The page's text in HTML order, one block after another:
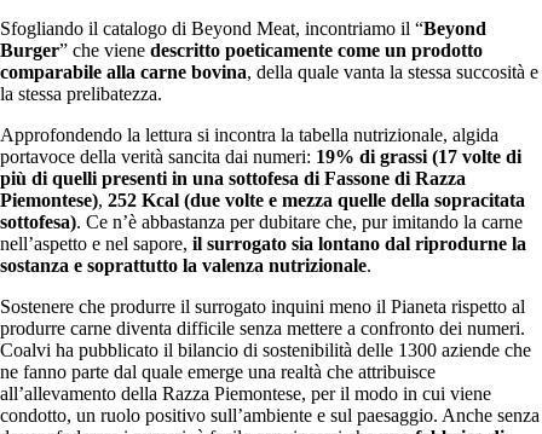
Sfogliando il catalogo di Beyond Meat, incontriamo il “Beyond
Burger” che viene descritto poeticamente come un prodotto
comparabile alla carne bovina, della quale vanta la stessa succosità e
la stessa prelibatezza.
Approfondendo la lettura si incontra la tabella nutrizionale, algida
portavoce della verità sancita dai numeri: 19% di grassi (17 volte di
più di quelli presenti in una sottofesa di Fassone di Razza
Piemontese), 252 Kcal (due volte e mezza quelle della sopracitata
sottofesa). Ce n’è abbastanza per dubitare che, pur imitando la carne
nell’aspetto e nel sapore, il surrogato sia lontano dal riprodurne la
sostanza e soprattutto la valenza nutrizionale.
Sostenere che produrre il surrogato inquini meno il Pianeta rispetto al
produrre carne diventa difficile senza mettere a confronto dei numeri.
Coalvi ha pubblicato il bilancio di sostenibilità delle 1300 aziende che
ne fanno parte dal quale emerge una realtà che attribuisce
all’allevamento della Razza Piemontese, per il modo in cui viene
condotto, un ruolo positivo sull’ambiente e sul paesaggio. Anche senza